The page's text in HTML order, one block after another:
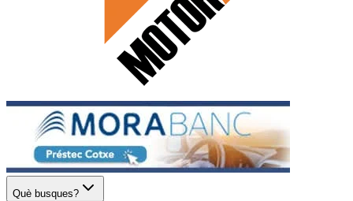
Què busques?